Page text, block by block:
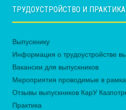
ТРУДОУСТРОЙСТВО И ПРАКТИКА
Выпускнику
Информация о трудоустройстве
Вакансии для выпускников
Мероприятия проводимые в
Отзывы выпускников КарУ
Практика